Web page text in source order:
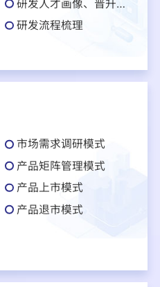
研发人才画像、晋升路径、成长路径规划
研发流程梳理
市场需求调研模式
产品矩阵管理模式
产品上市模式
产品退市模式